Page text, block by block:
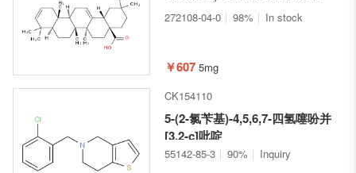
272108-04-0 98% In stock
￥607 5mg
CK154110
5-(2-氯苄基)-4,5,6,7-四氢噻吩并
[3,2-c]吡啶
55142-85-3 90% Inquiry